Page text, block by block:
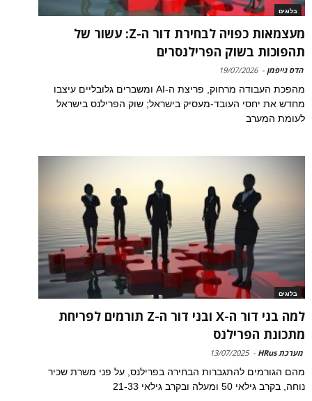
בלוגים
מעצמאות כפויה לבחירת דור ה-Z: עשור של
תהפוכות בשוק הפרילנסרים
הדס גייפמן -
19/07/2026
מהפכת העבודה מרחוק, פריצת ה-AI ומשברים גלובליים עיצבו
מחדש את יחסי העובד-מעסיק בישראל; שוק הפרילנס בישראל
לעומת המערב
בלוגים
למה בני דור ה-X ובני דור ה-Z תורמים לפריחת
מתכונת הפרילנס
מערכת HRus -
13/07/2025
מהם הגורמים להתגברות הבחירה בפרילנס, על פני משרת שכיר
נוחה, בקרב גילאי 50 ומעלה ובקרב גילאי 21-33